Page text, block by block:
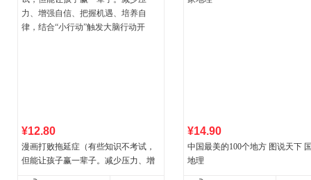
¥12.80
漫画打败拖延症（有些知识不考试，
但能让孩子赢一辈子。减少压力、增
¥14.90
中国最美的100个地方 图说天下
地理